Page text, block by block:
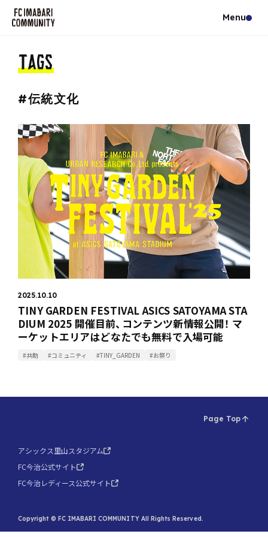
#伝統文化
2025.10.10
TINY GARDEN FESTIVAL ASICS SATOYAMA STA
DIUM 2025 開催目前、コンテンツ新情報公開！ マ
ーケットエリアはどなたでも無料で入場可能
#共助 #コミュニティ #TINY_GARDEN #お祭り
Page Top
アシックス里山スタジアム
FC今治公式サイト
FC今治レディース公式サイト
Copyright © FC IMABARI COMMUNITY All Rights Reserved.